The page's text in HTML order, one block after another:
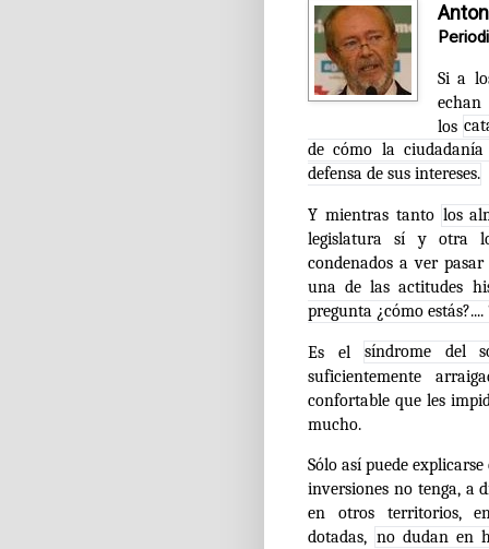
Si a
los
de cómo la
defensa de sus intereses.
Y mientras tanto los
legislatura sí y otra
condenados a ver
una de las actitudes
pregunta ¿cómo
Es el síndrome del
suficientemente
confortable que les
mucho.
Sólo así puede
inversiones no tenga, a
en otros territorios,
dotadas, no dudan en